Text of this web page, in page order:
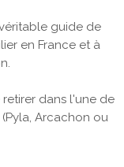
guide de
en France et à
retirer dans l'une de
Arcachon ou